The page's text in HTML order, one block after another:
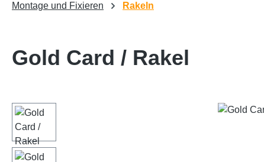
Montage und Fixieren Rakeln
Gold Card / Rakel
Bildergalerie überspringen